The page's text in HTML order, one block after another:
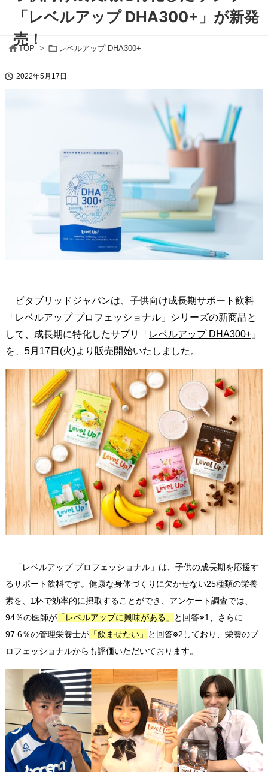
TOP >  レベルアップ DHA300+
「レベルアップ DHA300+」が新発
売！
 2022年5月17日
ビタブリッドジャパンは、子供向け成長期サポート飲料
「レベルアップ プロフェッショナル」シリーズの新商品と
して、成長期に特化したサプリ「 レベルアップ DHA300+ 」
を、5月17日(火)より販売開始いたしました。
「レベルアップ プロフェッショナル」は、子供の成長期を応援す
るサポート飲料です。健康な身体づくりに欠かせない25種類の栄養
素を、1杯で効率的に摂取することができ、アンケート調査では、
94％の医師が 「レベルアップに興味がある」
と回答※1、さらに
97.6％の管理栄養士が 「飲ませたい」
と回答※2しており、栄養のプ
ロフェッショナルからも評価いただいております。